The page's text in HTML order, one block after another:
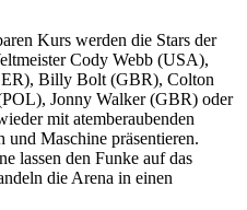
Kurs werden die Stars der
Cody Webb (USA),
Billy Bolt (GBR), Colton
Jonny Walker (GBR) oder
mit atemberaubenden
Maschine präsentieren.
lassen den Funke auf das
die Arena in einen